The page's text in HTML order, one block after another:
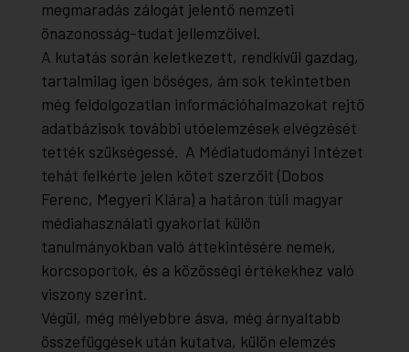
megmaradás zálogát jelentő nemzeti
önazonosság-tudat jellemzőivel.
A kutatás során keletkezett, rendkívül gazdag,
tartalmilag igen bőséges, ám sok tekintetben
még feldolgozatlan információhalmazokat rejtő
adatbázisok további utóelemzések elvégzését
tették szükségessé. A Médiatudományi Intézet
tehát felkérte jelen kötet szerzőit (Dobos
Ferenc, Megyeri Klára) a határon túli magyar
médiahasználati gyakorlat külön
tanulmányokban való áttekintésére nemek,
korcsoportok, és a közösségi értékekhez való
viszony szerint.
Végül, még mélyebbre ásva, még árnyaltabb
összefüggések után kutatva, külön elemzés